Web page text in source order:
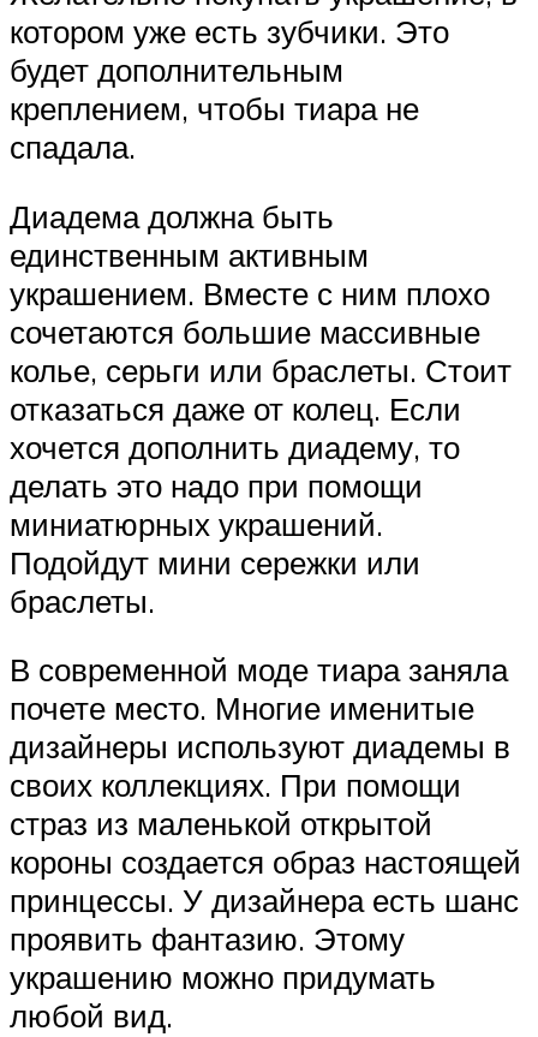
котором уже есть зубчики. Это
будет дополнительным
креплением, чтобы тиара не
спадала.
Диадема должна быть
единственным активным
украшением. Вместе с ним плохо
сочетаются большие массивные
колье, серьги или браслеты. Стоит
отказаться даже от колец. Если
хочется дополнить диадему, то
делать это надо при помощи
миниатюрных украшений.
Подойдут мини сережки или
браслеты.
В современной моде тиара заняла
почете место. Многие именитые
дизайнеры используют диадемы в
своих коллекциях. При помощи
страз из маленькой открытой
короны создается образ настоящей
принцессы. У дизайнера есть шанс
проявить фантазию. Этому
украшению можно придумать
любой вид.